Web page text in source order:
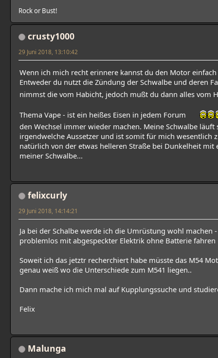
Rock or Bust!
crusty1000
29 Juni 2018, 13:10:42
Wenn ich mich recht erinnere kannst du den Motor
Entweder du nutzt die Zündung der Schwalbe und deren
nimmst die vom Habicht, jedoch mußt du dann alles vom
Thema Vape - ist ein heißes Eisen in jedem Forum
den Wechsel immer wieder machen. Meine Schwalbe
irgendwelche Aussetzer und ist somit für mich wesentlich
natürlich von der etwas helleren Straße bei Dunkelheit mit
meiner Schwalbe...
felixcurly
29 Juni 2018, 14:14:21
Ja bei der Schalbe werde ich die Umrüstung wohl
problemlos mit abgespeckter Elektrik ohne Batterie fahren
Soweit ich das jetztr recherchiert habe müsste das M54
genau weiß wo die Unterschiede zum M541 liegen..
Dann mache ich mich mal auf Kupplungssuche und
Felix
Malunga